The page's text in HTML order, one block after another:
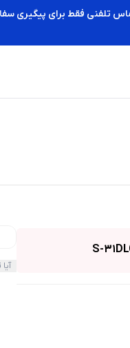
تلفنی فقط برای پیگیری